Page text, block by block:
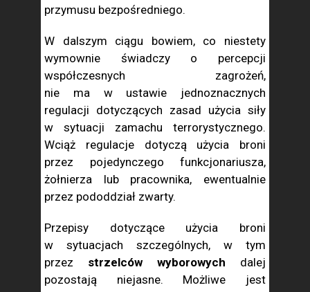
przymusu bezpośredniego.
W dalszym ciągu bowiem, co niestety
wymownie świadczy o percepcji
współczesnych zagrożeń,
nie ma w ustawie jednoznacznych
regulacji dotyczących zasad użycia siły
w sytuacji zamachu terrorystycznego.
Wciąż regulacje dotyczą użycia broni
przez pojedynczego funkcjonariusza,
żołnierza lub pracownika, ewentualnie
przez pododdział zwarty.
Przepisy dotyczące użycia broni
w sytuacjach szczególnych, w tym
przez strzelców wyborowych dalej
pozostają niejasne. Możliwe jest